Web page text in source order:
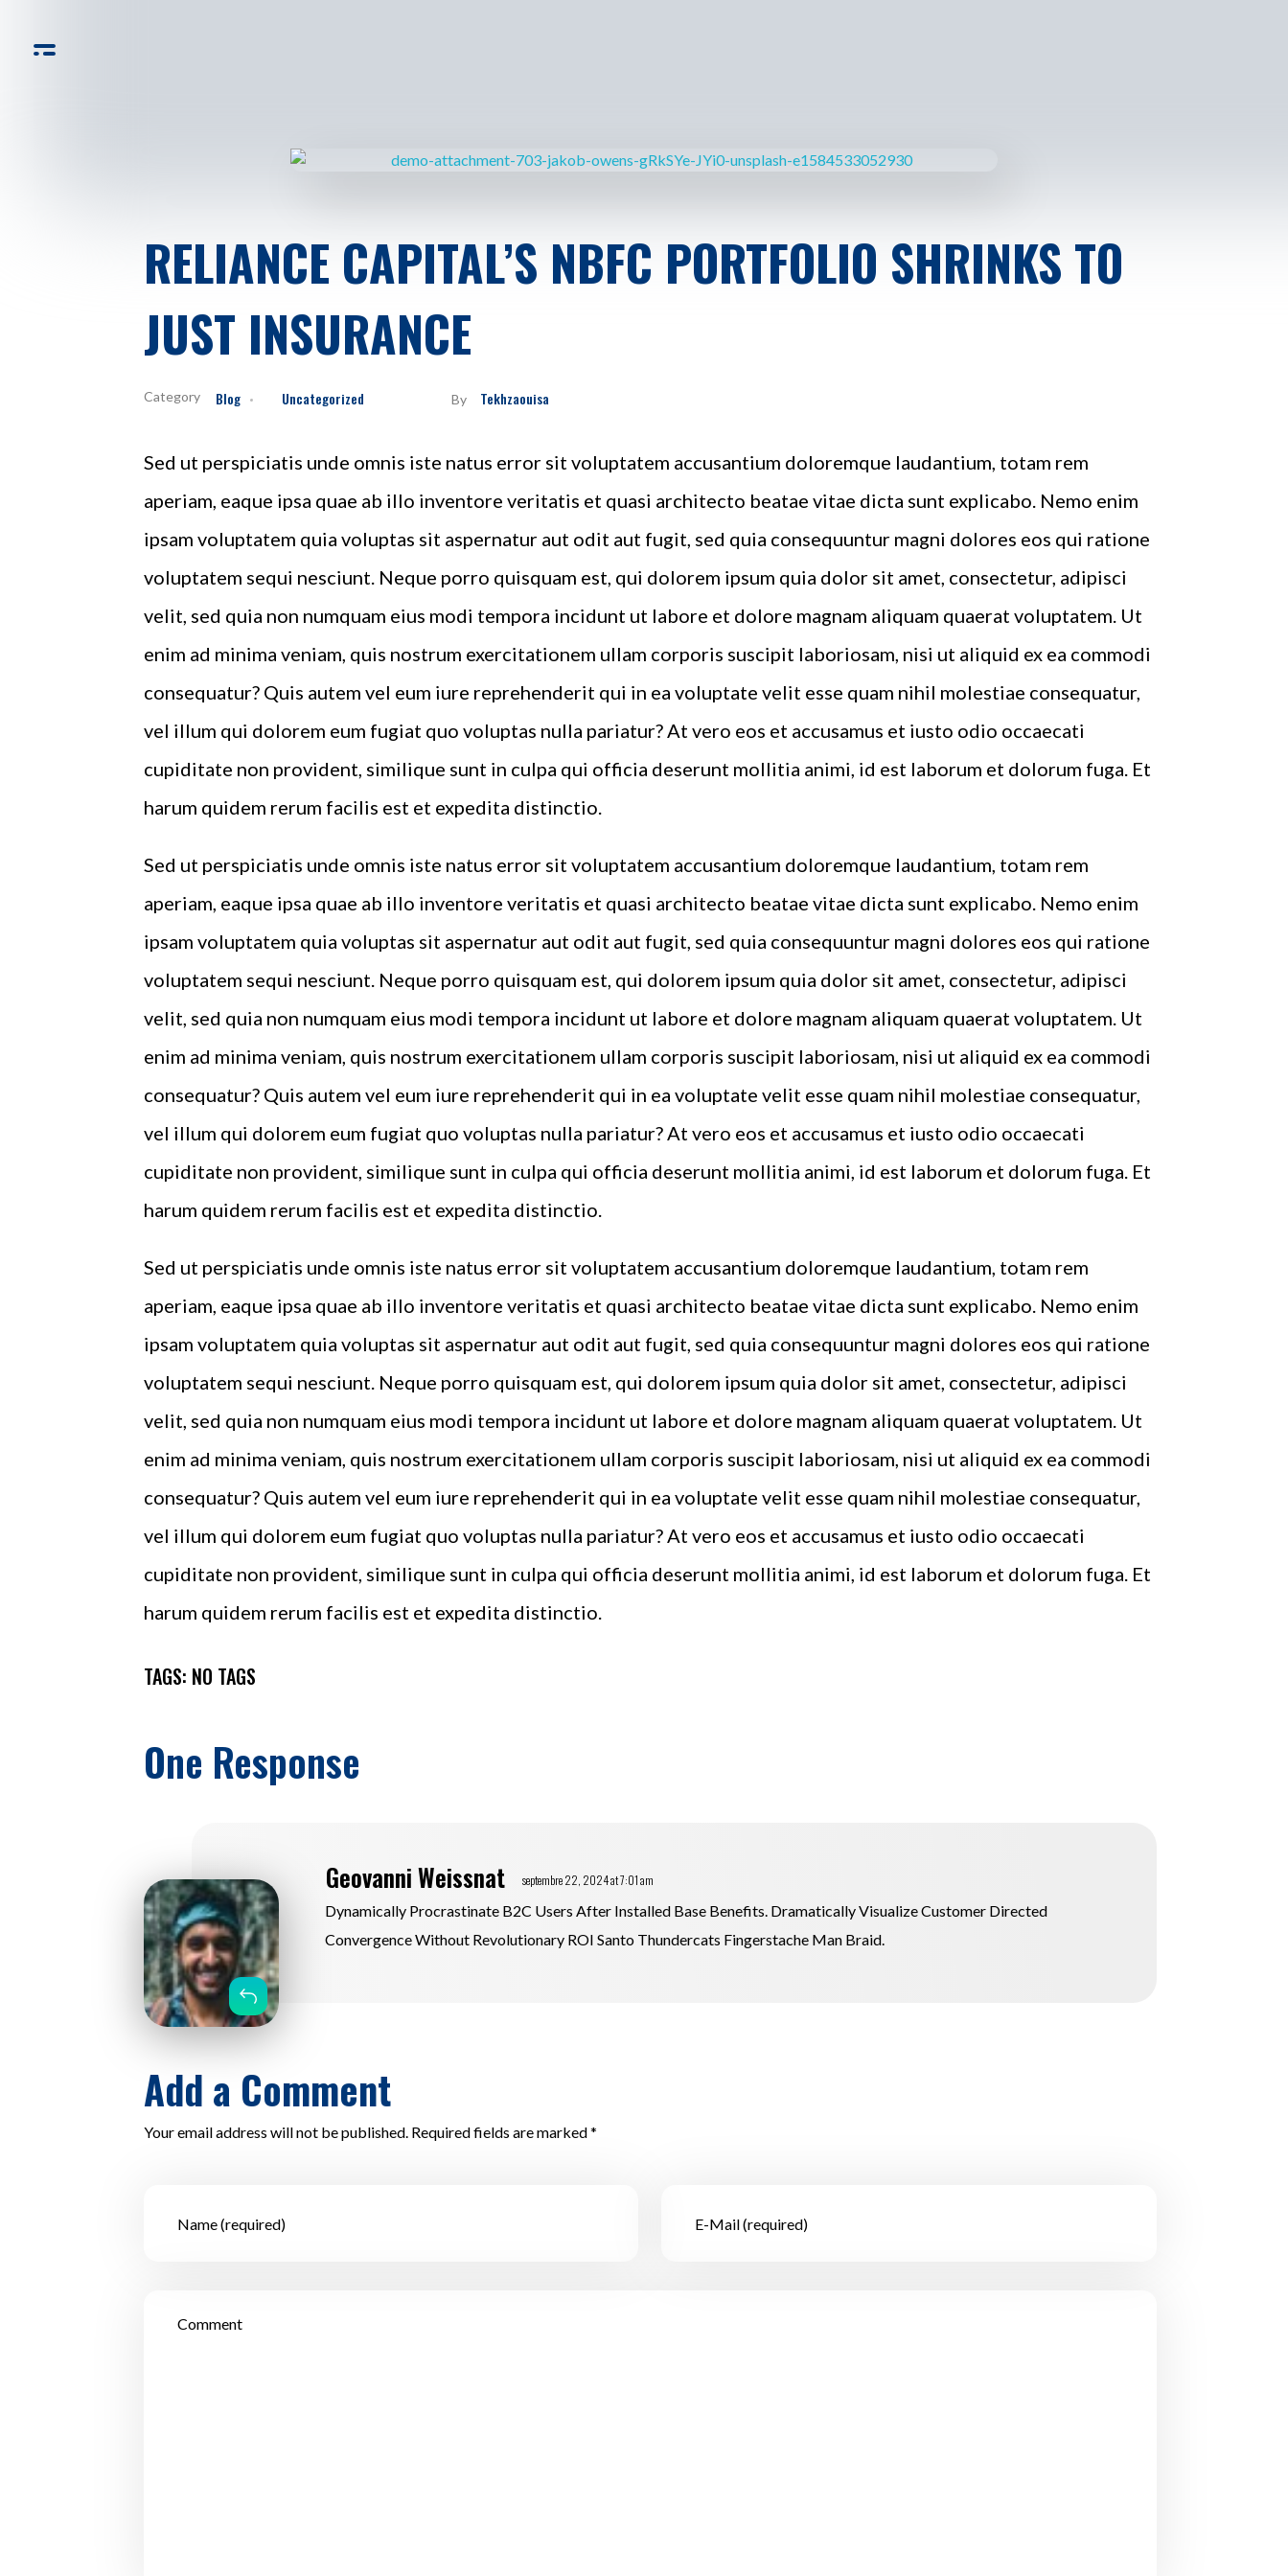
RELIANCE CAPITAL’S NBFC PORTFOLIO SHRINKS TO
JUST INSURANCE
By Tekhzaouisa
Blog Uncategorized
Sed ut perspiciatis unde omnis iste natus error sit voluptatem accusantium doloremque laudantium, totam rem
aperiam, eaque ipsa quae ab illo inventore veritatis et quasi architecto beatae vitae dicta sunt explicabo. Nemo enim
ipsam voluptatem quia voluptas sit aspernatur aut odit aut fugit, sed quia consequuntur magni dolores eos qui ratione
voluptatem sequi nesciunt. Neque porro quisquam est, qui dolorem ipsum quia dolor sit amet, consectetur, adipisci
velit, sed quia non numquam eius modi tempora incidunt ut labore et dolore magnam aliquam quaerat voluptatem. Ut
enim ad minima veniam, quis nostrum exercitationem ullam corporis suscipit laboriosam, nisi ut aliquid ex ea commodi
consequatur? Quis autem vel eum iure reprehenderit qui in ea voluptate velit esse quam nihil molestiae consequatur,
vel illum qui dolorem eum fugiat quo voluptas nulla pariatur? At vero eos et accusamus et iusto odio occaecati
cupiditate non provident, similique sunt in culpa qui officia deserunt mollitia animi, id est laborum et dolorum fuga. Et
harum quidem rerum facilis est et expedita distinctio.
Sed ut perspiciatis unde omnis iste natus error sit voluptatem accusantium doloremque laudantium, totam rem
aperiam, eaque ipsa quae ab illo inventore veritatis et quasi architecto beatae vitae dicta sunt explicabo. Nemo enim
ipsam voluptatem quia voluptas sit aspernatur aut odit aut fugit, sed quia consequuntur magni dolores eos qui ratione
voluptatem sequi nesciunt. Neque porro quisquam est, qui dolorem ipsum quia dolor sit amet, consectetur, adipisci
velit, sed quia non numquam eius modi tempora incidunt ut labore et dolore magnam aliquam quaerat voluptatem. Ut
enim ad minima veniam, quis nostrum exercitationem ullam corporis suscipit laboriosam, nisi ut aliquid ex ea commodi
consequatur? Quis autem vel eum iure reprehenderit qui in ea voluptate velit esse quam nihil molestiae consequatur,
vel illum qui dolorem eum fugiat quo voluptas nulla pariatur? At vero eos et accusamus et iusto odio occaecati
cupiditate non provident, similique sunt in culpa qui officia deserunt mollitia animi, id est laborum et dolorum fuga. Et
harum quidem rerum facilis est et expedita distinctio.
Sed ut perspiciatis unde omnis iste natus error sit voluptatem accusantium doloremque laudantium, totam rem
aperiam, eaque ipsa quae ab illo inventore veritatis et quasi architecto beatae vitae dicta sunt explicabo. Nemo enim
ipsam voluptatem quia voluptas sit aspernatur aut odit aut fugit, sed quia consequuntur magni dolores eos qui ratione
voluptatem sequi nesciunt. Neque porro quisquam est, qui dolorem ipsum quia dolor sit amet, consectetur, adipisci
velit, sed quia non numquam eius modi tempora incidunt ut labore et dolore magnam aliquam quaerat voluptatem. Ut
enim ad minima veniam, quis nostrum exercitationem ullam corporis suscipit laboriosam, nisi ut aliquid ex ea commodi
consequatur? Quis autem vel eum iure reprehenderit qui in ea voluptate velit esse quam nihil molestiae consequatur,
vel illum qui dolorem eum fugiat quo voluptas nulla pariatur? At vero eos et accusamus et iusto odio occaecati
cupiditate non provident, similique sunt in culpa qui officia deserunt mollitia animi, id est laborum et dolorum fuga. Et
harum quidem rerum facilis est et expedita distinctio.
TAGS: NO TAGS
One Response
Geovanni Weissnat septembre 22, 2024 at 7:01 am
Dynamically Procrastinate B2C Users After Installed Base Benefits. Dramatically Visualize Customer Directed
Convergence Without Revolutionary ROI Santo Thundercats Fingerstache Man Braid.
Répondre
Add a Comment
Your email address will not be published. Required fields are marked *